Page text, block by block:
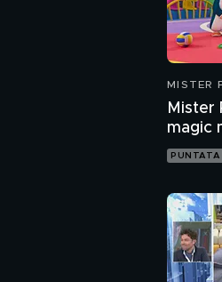
MISTER
Mister
magic